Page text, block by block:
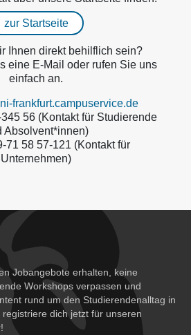
zur Startseite
Ihnen direkt behilflich sein?
eine E-Mail oder rufen Sie uns
einfach an.
frankfurt.campuservice.de
56 (Kontakt für Studierende
Absolvent*innen)
71 58 57-121 (Kontakt für
Unternehmen)
Jobangebote erhalten, keine
Workshops verpassen und
rund um den Studierendenalltag in
dich jetzt für unseren